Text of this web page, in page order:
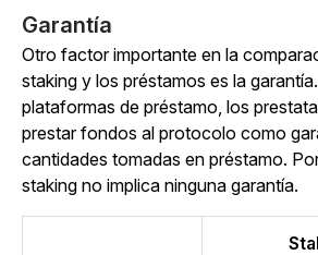
Garantía
Otro factor importante en la
staking y los préstamos es la
plataformas de préstamo, los
prestar fondos al protocolo como
cantidades tomadas en préstamo.
staking no implica ninguna garantía.